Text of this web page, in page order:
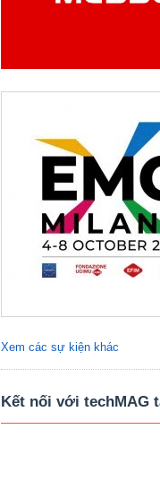
Xem các sự kiện khác
Kết nối với techMAG